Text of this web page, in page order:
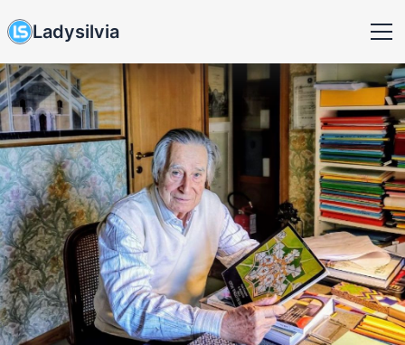
Ladysilvia